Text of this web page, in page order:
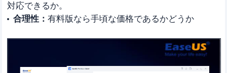
対応できるか。
合理性： 有料版なら手頃な価格であるかどうか